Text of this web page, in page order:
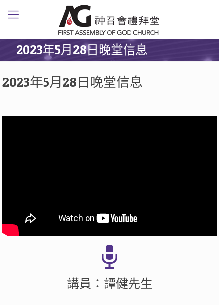
2023年5月28日晚堂信息
2023年5月28日晚堂信息
講員：譚健先生